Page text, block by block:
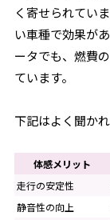
く寄せられてい
い車種で効果が
ータでも、燃費
ています。
下記はよく聞か
体感メリット
走行の安定性
静音性の向上